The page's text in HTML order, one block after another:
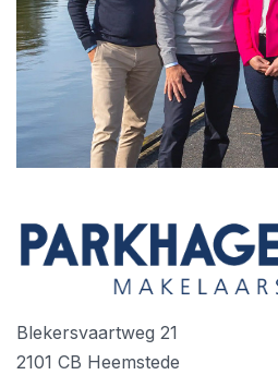
Blekersvaartweg 21
2101 CB Heemstede